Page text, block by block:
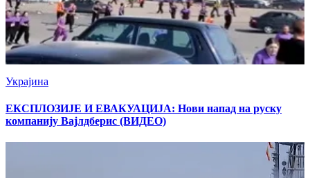
Украјина
ЕКСПЛОЗИЈЕ И ЕВАКУАЦИЈА: Нови напад на руску
компанију Вајлдберис (ВИДЕО)